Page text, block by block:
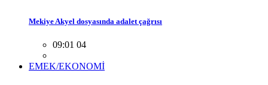
Mekiye Akyel dosyasında adalet çağrısı
09:01 04
EMEK/EKONOMİ